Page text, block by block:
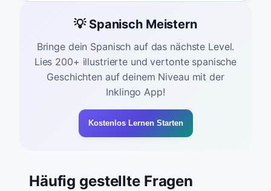
💡 Spanisch Meistern
Bringe dein Spanisch auf das nächste Level.
Lies 200+ illustrierte und vertonte spanische
Geschichten auf deinem Niveau mit der
Inklingo App!
Kostenlos Lernen Starten
Häufig gestellte Fragen